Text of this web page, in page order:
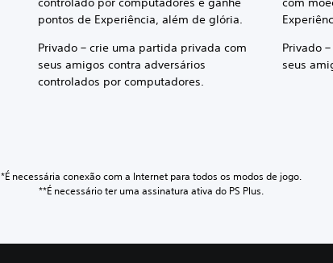
pontos de Experiência, além de glória.
Privado – crie uma partida privada com
seus amigos contra adversários
controlados por computadores.
Privado
seus
*É necessária conexão com a Internet para todos os modos de jogo.
**É necessário ter uma assinatura ativa do PS Plus.